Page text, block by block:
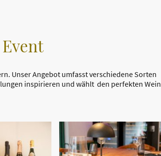
Unser Angebot umfasst verschiedene Sorten
inspirieren und wählt den perfekten Wein